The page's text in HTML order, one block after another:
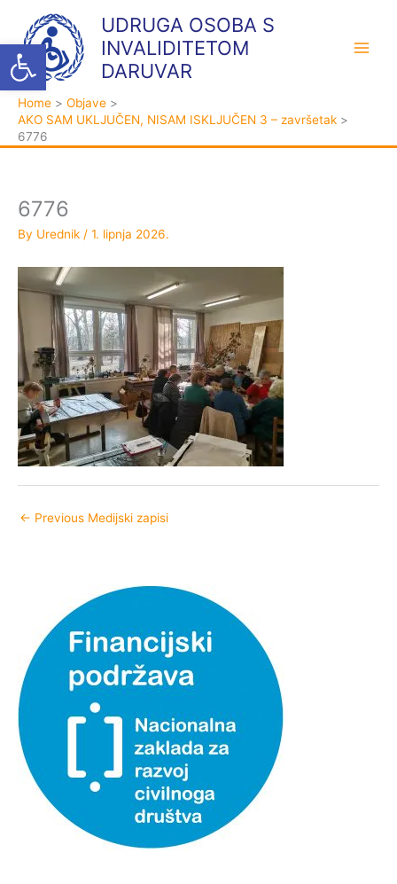
Open toolbar
content
UDRUGA OSOBA S
INVALIDITETOM
DARUVAR
Home
Objave
AKO SAM UKLJUČEN, NISAM ISKLJUČEN 3 – završetak
6776
6776
By Urednik / 1. lipnja 2026.
← Previous Medijski zapisi
t
e
g
o
h
i
v
a